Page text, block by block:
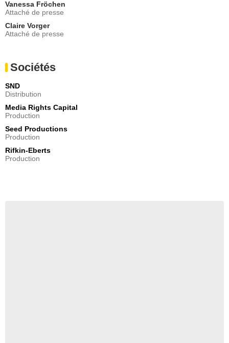
Vanessa Fröchen
Attaché de presse
Claire Vorger
Attaché de presse
Sociétés
SND
Distribution
Media Rights Capital
Production
Seed Productions
Production
Rifkin-Eberts
Production